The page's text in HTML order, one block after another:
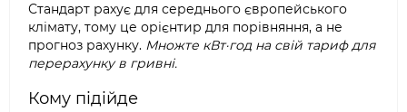
Стандарт рахує для середнього європейського
клімату, тому це орієнтир для порівняння, а не
прогноз рахунку. Множте кВт·год на свій тариф для
перерахунку в гривні.
Кому підійде